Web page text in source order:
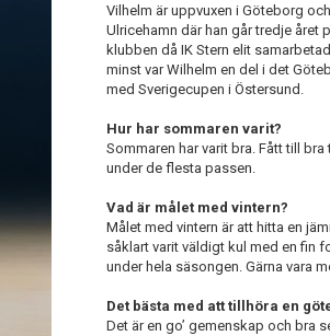
Vilhelm är uppvuxen i Göteborg
Ulricehamn där han går tredje året
klubben då IK Stern elit
minst var Wilhelm en del i det
med Sverigecupen i Östersund.
Hur har sommaren varit?
Sommaren har varit bra. Fått till
under de flesta passen.
Vad är målet med vintern?
Målet med vintern är att hitta en
såklart varit väldigt kul med en fin
under hela säsongen. Gärna vara
Det bästa med att tillhöra en
Det är en go’ gemenskap och bra